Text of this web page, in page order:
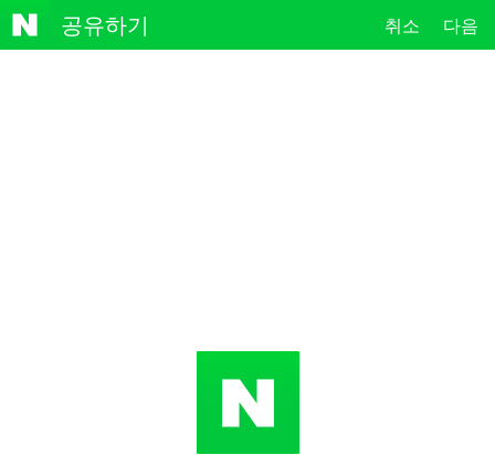
NAVE
공유하기 취소 다음